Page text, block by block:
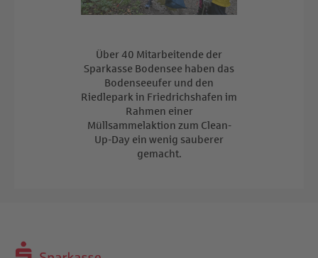
Über 40 Mitarbeitende der
Sparkasse Bodensee haben das
Bodenseeufer und den
Riedlepark in Friedrichshafen im
Rahmen einer
Müllsammelaktion zum Clean-
Up-Day ein wenig sauberer
gemacht.